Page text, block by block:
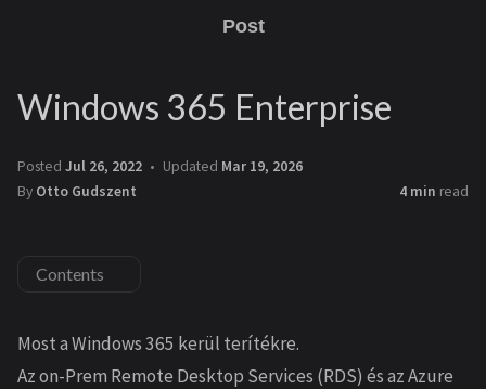
Post
Windows 365 Enterprise
Posted Jul 26, 2022 Updated Mar 19, 2026
By Otto Gudszent 4 min read
Contents
Most a Windows 365 kerül terítékre.
Az on-Prem Remote Desktop Services (RDS) és az Azure